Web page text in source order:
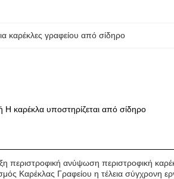
καρέκλες γραφείου από σίδηρο
Η καρέκλα υποστηρίζεται από σίδηρο
περιστροφική ανύψωση περιστροφική
Καρέκλας Γραφείου η τέλεια σύγχρονη